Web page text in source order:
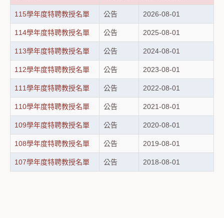
115學年度特聘教授名單 公告 2026-08-01
114學年度特聘教授名單 公告 2025-08-01
113學年度特聘教授名單 公告 2024-08-01
112學年度特聘教授名單 公告 2023-08-01
111學年度特聘教授名單 公告 2022-08-01
110學年度特聘教授名單 公告 2021-08-01
109學年度特聘教授名單 公告 2020-08-01
108學年度特聘教授名單 公告 2019-08-01
107學年度特聘教授名單 公告 2018-08-01